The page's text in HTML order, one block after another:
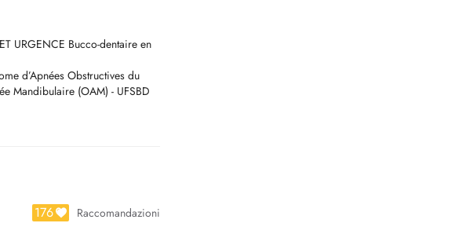
pour les douleurs
URGENCE Bucco-dentaire en
d’Apnées Obstructives du
Mandibulaire (OAM) - UFSBD
176 Raccomandazioni